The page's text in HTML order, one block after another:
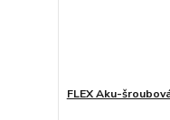
FLEX Aku-